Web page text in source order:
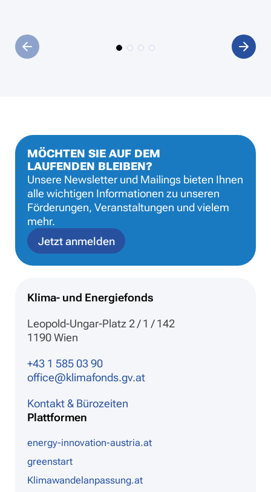
MÖCHTEN SIE AUF DEM
LAUFENDEN BLEIBEN?
Unsere Newsletter und Mailings bieten Ihnen
alle wichtigen Informationen zu unseren
Förderungen, Veranstaltungen und vielem
mehr.
Jetzt anmelden
Klima- und Energiefonds
Leopold-Ungar-Platz 2 / 1 / 142
1190 Wien
+43 1 585 03 90
office@klimafonds.gv.at
Kontakt & Bürozeiten
Plattformen
energy-innovation-austria.at
greenstart
Klimawandelanpassung.at